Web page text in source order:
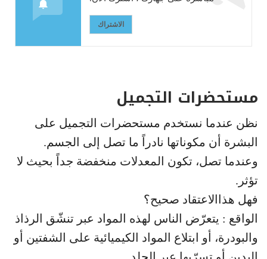
الاشتراك
مستحضرات التجميل
نظن عندما نستخدم مستحضرات التجميل على
البشرة أن مكوناتها نادراً ما تصل إلى الجسم.
وعندما تصل، تكون المعدلات منخفضة جداً بحيث لا
تؤثر.
فهل هذاالاعتقاد صحيح؟
الواقع : يتعرّض الناس لهذه المواد عبر تنشّق الرذاذ
والبودرة، أو ابتلاع المواد الكيميائية على الشفتين أو